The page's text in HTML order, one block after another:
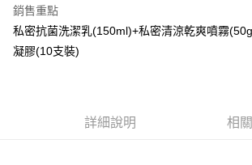
台新國際商業銀行
台灣樂天信用卡公司
元大商業銀行
玉山商業銀行
星展（台灣
台新國際商業銀行
中國信託商
台灣樂天信用卡公司
Google Pay
1.本服務由台灣大哥大提供，台灣大哥大用戶可立即使
AFTEE先享後付
銷售重點
私密抗菌洗潔乳(150ml)+私密清涼乾爽噴霧
凝膠(10支裝)
詳細說明 相